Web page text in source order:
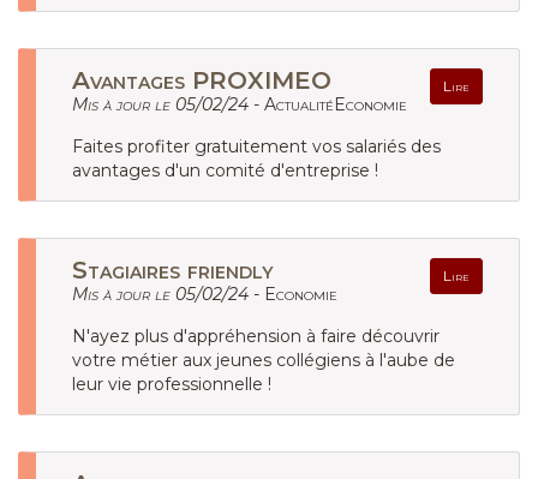
Avantages PROXIMEO Lire
Mis à jour le 05/02/24 - ActualitéEconomie
Faites profiter gratuitement vos salariés des
avantages d'un comité d'entreprise !
Stagiaires friendly Lire
Mis à jour le 05/02/24 - Economie
N'ayez plus d'appréhension à faire découvrir
votre métier aux jeunes collégiens à l'aube de
leur vie professionnelle !